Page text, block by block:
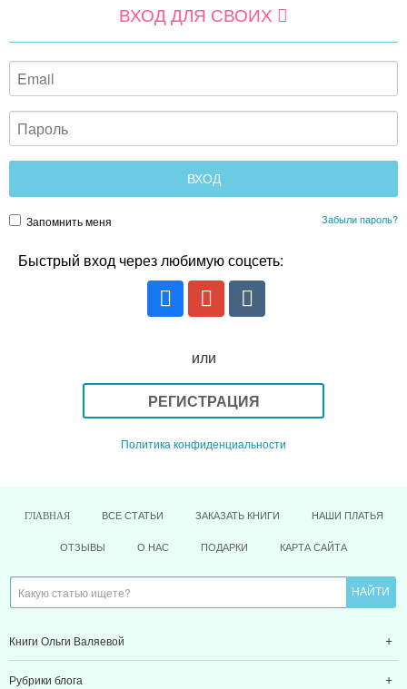
ВХОД ДЛЯ СВОИХ
Запомнить меня Забыли пароль?
Быстрый вход через любимую соцсеть:
или
РЕГИСТРАЦИЯ
Политика конфиденциальности
ГЛАВНАЯ ВСЕ СТАТЬИ ЗАКАЗАТЬ КНИГИ НАШИ ПЛАТЬЯ
ОТЗЫВЫ О НАС ПОДАРКИ КАРТА САЙТА
Книги Ольги Валяевой
Рубрики блога